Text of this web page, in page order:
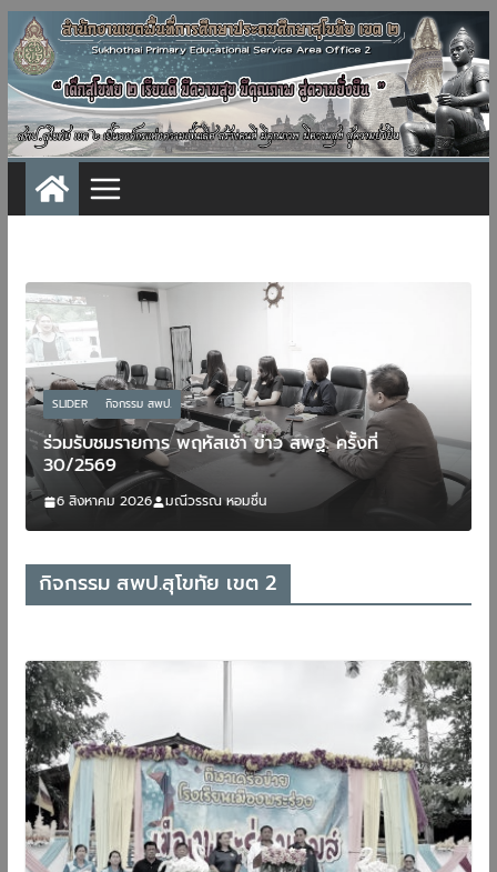
Skip
to
content
ครั้งที่
SLIDER กิจกรรม สพป. กิจกรรมโรงเรียน
ประชุมการขับเคลื่อนงาน ก.ต.ป.น. ครั้งที่ 2/
6 สิงหาคม 2026 มณีวรรณ หอมชื่น
กิจกรรม สพป.สุโขทัย เขต 2